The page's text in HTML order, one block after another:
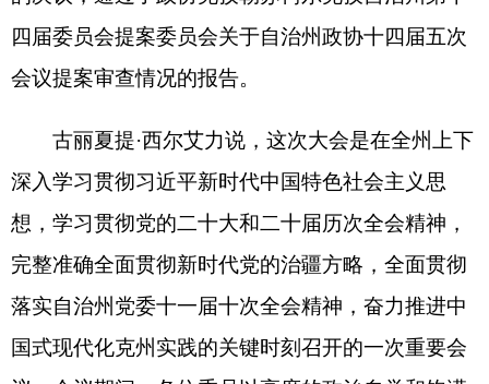
的履职热情，肩负全州社会各界和各族群众的重
托，紧紧围绕全州改革发展稳定和关系各族群众切
策，充分展示了各位委员围绕中心、履职尽责的责
任担当，展示了各位委员勇于建言、积极作为的良
古丽夏提·西尔艾力强调，2026年是“十五五
规
划的开局之年，是克州经济社会高质量发展进入关
按照州委作出的新部署和对政协工作提出的新要